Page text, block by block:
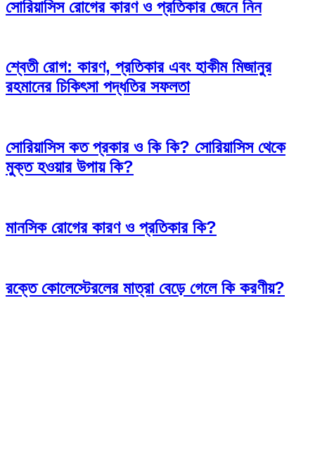
সোরিয়াসিস রোগের কারণ ও প্রতিকার জেনে নিন
শ্বেতী রোগ: কারণ, প্রতিকার এবং হাকীম মিজানুর
রহমানের চিকিৎসা পদ্ধতির সফলতা
সোরিয়াসিস কত প্রকার ও কি কি? সোরিয়াসিস থেকে
মুক্ত হওয়ার উপায় কি?
মানসিক রোগের কারণ ও প্রতিকার কি?
রক্তে কোলেস্টেরলের মাত্রা বেড়ে গেলে কি করণীয়?